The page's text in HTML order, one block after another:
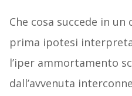
Che cosa succede in un
prima ipotesi
l’iper ammortamento
dall’avvenuta